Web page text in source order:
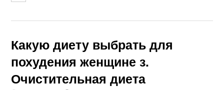
Какую диету выбрать для
похудения женщине з.
Очистительная диета